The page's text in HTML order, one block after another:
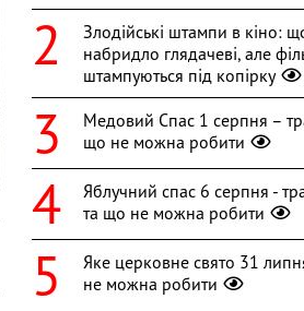
Злодійські штампи в кіно:
набридло глядачеві, але
штампуються під копірку
Медовий Спас 1 серпня –
що не можна робити
Яблучний спас 6 серпня -
та що не можна робити
Яке церковне свято 31
не можна робити